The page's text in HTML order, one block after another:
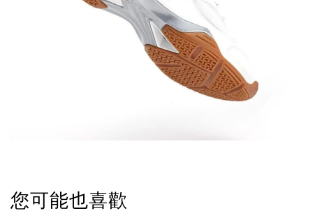
您可能也喜歡